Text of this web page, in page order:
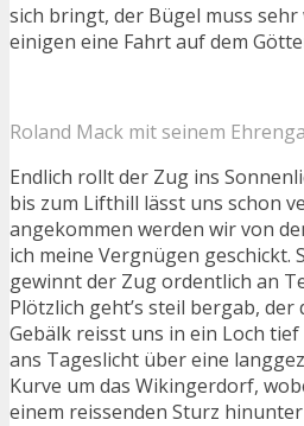
sich bringt, der Bügel muss
einigen eine Fahrt auf dem
Roland Mack mit seinem
Endlich rollt der Zug ins
bis zum Lifthill lässt uns schon
angekommen werden wir von
ich meine Vergnügen geschickt.
gewinnt der Zug ordentlich an
Plötzlich geht’s steil bergab,
Gebälk reisst uns in ein Loch
ans Tageslicht über eine
Kurve um das Wikingerdorf,
einem reissenden Sturz